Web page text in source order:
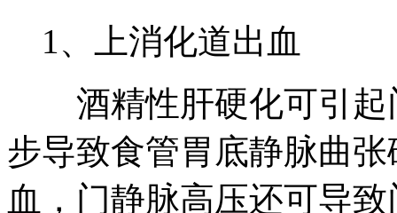
1、上消化道出血
酒精性肝硬化可引起
步导致食管胃底静脉曲
血，门静脉高压还可导